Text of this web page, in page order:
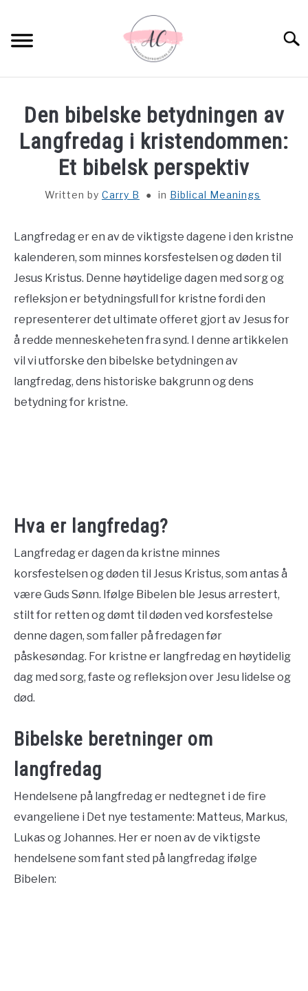
content
SPIRITUAL MEANINGS
DREAM MEANINGS
ASTROLOGY
CONTACT US
ABOUT US
Den bibelske betydningen av
Langfredag i kristendommen:
Et bibelsk perspektiv
Written by Carry B in Biblical Meanings
Langfredag er en av de viktigste dagene i den kristne
kalenderen, som minnes korsfestelsen og døden til
Jesus Kristus. Denne høytidelige dagen med sorg og
refleksjon er betydningsfull for kristne fordi den
representerer det ultimate offeret gjort av Jesus for
å redde menneskeheten fra synd. I denne artikkelen
vil vi utforske den bibelske betydningen av
langfredag, dens historiske bakgrunn og dens
betydning for kristne.
Hva er langfredag?
Langfredag er dagen da kristne minnes
korsfestelsen og døden til Jesus Kristus, som antas å
være Guds Sønn. Ifølge Bibelen ble Jesus arrestert,
stilt for retten og dømt til døden ved korsfestelse
denne dagen, som faller på fredagen før
påskesøndag. For kristne er langfredag en høytidelig
dag med sorg, faste og refleksjon over Jesu lidelse og
død.
Bibelske beretninger om
langfredag
Hendelsene på langfredag er nedtegnet i de fire
evangeliene i Det nye testamente: Matteus, Markus,
Lukas og Johannes. Her er noen av de viktigste
hendelsene som fant sted på langfredag ifølge
Bibelen: